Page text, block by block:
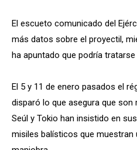
El escueto comunicado del
más datos sobre el proyectil,
ha apuntado que podría
El 5 y 11 de enero pasados el
disparó lo que asegura que
Seúl y Tokio han insistido en
misiles balísticos que muestran